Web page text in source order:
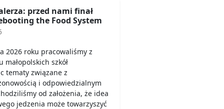
przed nami finał
the Food System
2026 roku pracowaliśmy z
szkół
tematy związane z
i odpowiedzialnym
od założenia, że idea
jedzenia może towarzyszyć